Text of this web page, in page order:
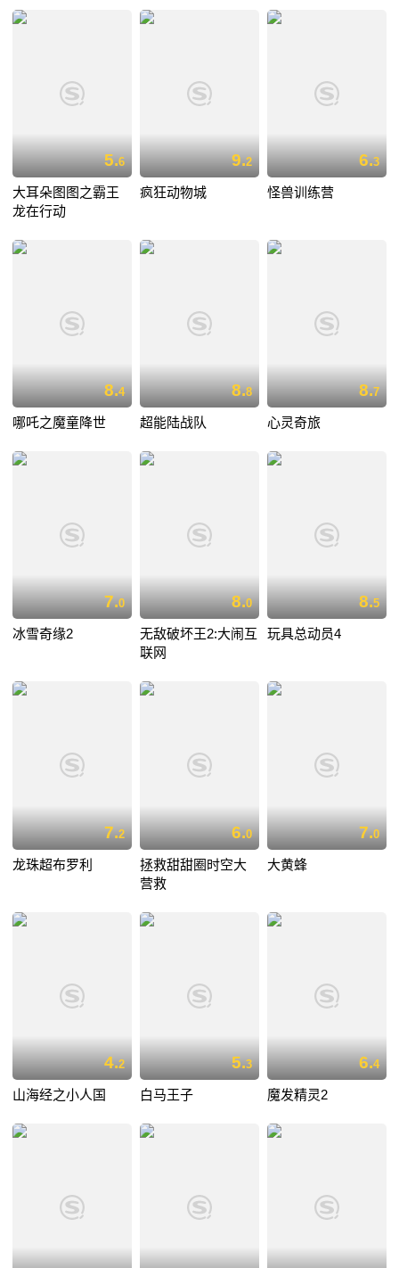
5.6
大耳朵图图之霸王
龙在行动
9.2
疯狂动物城
6.3
怪兽训练营
8.4
哪吒之魔童降世
8.8
超能陆战队
8.7
心灵奇旅
7.0
冰雪奇缘2
8.0
无敌破坏王2:大闹互
联网
8.5
玩具总动员4
7.2
龙珠超布罗利
6.0
拯救甜甜圈时空大
营救
7.0
大黄蜂
4.2
山海经之小人国
5.3
白马王子
6.4
魔发精灵2